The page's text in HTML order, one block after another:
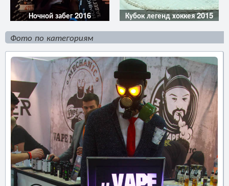
Ночной забег 2016 Кубок легенд хоккея 2015
Фото по категориям